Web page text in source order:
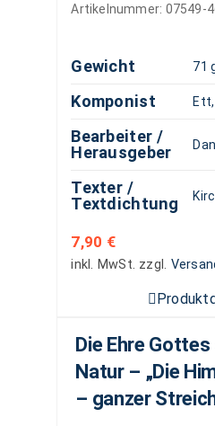
Artikelnummer: 07549-
Gewicht 71
Komponist
Bearbeiter /
Herausgeber
Texter /
Textdichtung
7,90 €
inkl. MwSt. zzgl.
Die Ehre Gottes
Natur – „Die
– ganzer